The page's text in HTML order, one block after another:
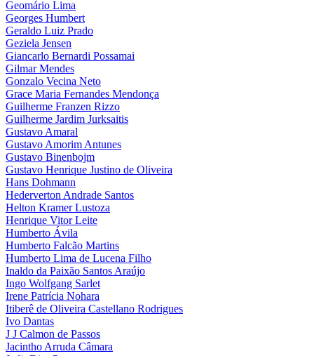
Geomário Lima
Georges Humbert
Geraldo Luiz Prado
Geziela Jensen
Giancarlo Bernardi Possamai
Gilmar Mendes
Gonzalo Vecina Neto
Grace Maria Fernandes Mendonça
Guilherme Franzen Rizzo
Guilherme Jardim Jurksaitis
Gustavo Amaral
Gustavo Amorim Antunes
Gustavo Binenbojm
Gustavo Henrique Justino de Oliveira
Hans Dohmann
Hederverton Andrade Santos
Helton Kramer Lustoza
Henrique Vitor Leite
Humberto Ávila
Humberto Falcão Martins
Humberto Lima de Lucena Filho
Inaldo da Paixão Santos Araújo
Ingo Wolfgang Sarlet
Irene Patrícia Nohara
Itiberê de Oliveira Castellano Rodrigues
Ivo Dantas
J J Calmon de Passos
Jacintho Arruda Câmara